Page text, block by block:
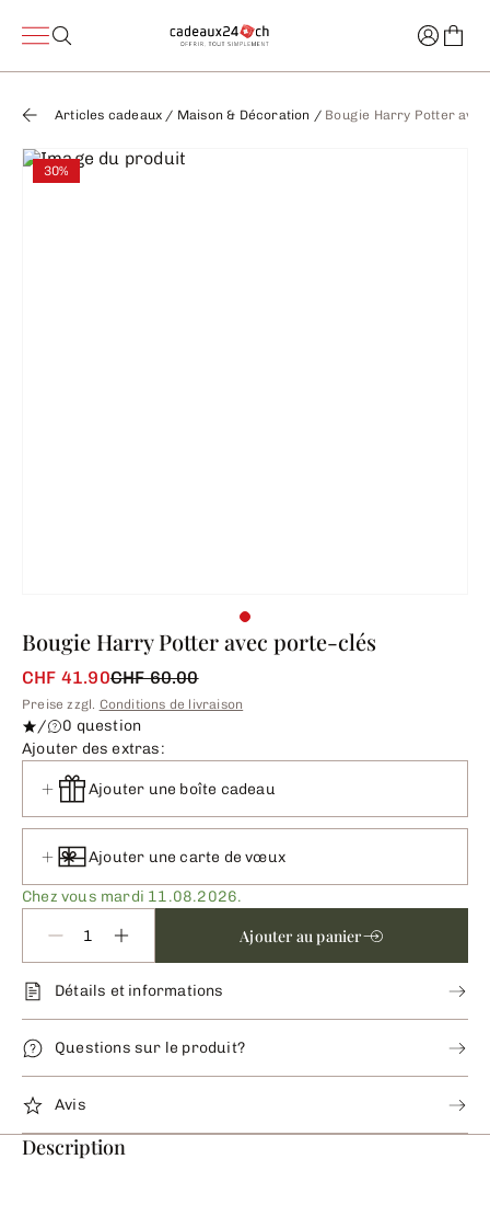
Articles cadeaux / Maison & Décoration / Bougie Harry Potter
30%
Bougie Harry Potter avec porte-clés
CHF 41.90CHF 60.00
Preise zzgl. Conditions de livraison
/
0 question
Ajouter des extras:
Ajouter une boîte cadeau
Ajouter une carte de vœux
Chez vous mardi 11.08.2026.
Ajouter au panier
Détails et informations
Questions sur le produit?
Avis
Description